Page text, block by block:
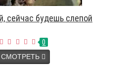
сейчас будешь слепой
0
СМОТРЕТЬ